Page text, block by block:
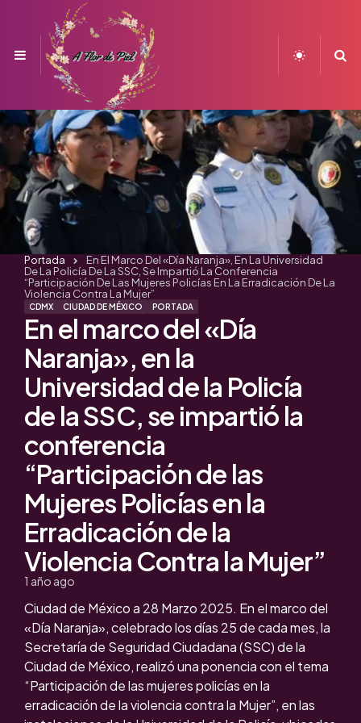
Menu
CDMX CIUDAD DE MÉXICO PORTADA
En el marco del «Día
Naranja», en la
Universidad de la Policía
de la SSC, se impartió la
conferencia
“Participación de las
Mujeres Policías en la
Erradicación de la
Violencia Contra la Mujer”
1 año ago
Portada
En El Marco Del «Día Naranja», En La Universidad
De La Policía De La SSC, Se Impartió La Conferencia
“Participación De Las Mujeres Policías En La Erradicación De La
Violencia Contra La Mujer”
Ciudad de México a 28 Marzo 2025. En el marco del
«Día Naranja», celebrado los días 25 de cada mes, la
Secretaría de Seguridad Ciudadana (SSC) de la
Ciudad de México, realizó una ponencia con el tema
“Participación de las mujeres policías en la
erradicación de la violencia contra la Mujer”, en las